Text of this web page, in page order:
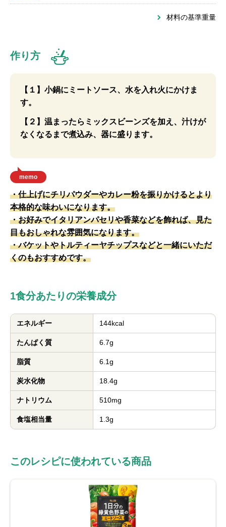
材料の基準重量
作り方
【１】小鍋にミートソース、水を入れ火にかけま
す。
【２】温まったらミックスビーンズを加え、汁けが
なくなるまで煮込み、器に盛ります。
memo
・仕上げにチリパウダーやカレー粉を振りかけるとより
本格的な味わいになります。
・お好みでイタリアンパセリや香菜などを飾れば、見た
目もおしゃれな雰囲気になります。
・バケットやトルティーヤチップスなどと一緒にいただ
くのもおすすめです。
1食分あたりの栄養成分
エネルギー 144kcal
たんぱく質 6.7g
脂質 6.1g
炭水化物 18.4g
ナトリウム 510mg
食塩相当量 1.3g
このレシピに使われている商品